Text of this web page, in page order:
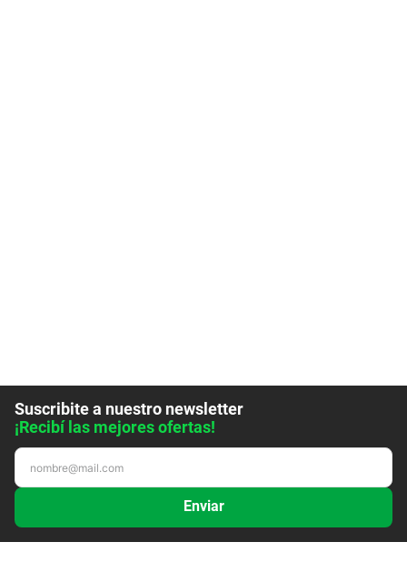
Suscribite a nuestro newsletter
¡Recibí las mejores ofertas!
Enviar